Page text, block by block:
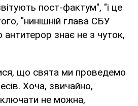
пост-фактум", "і це
"нинішній глава СБУ
знає не з чуток,
що свята ми проведемо
Хоча, звичайно,
не можна,